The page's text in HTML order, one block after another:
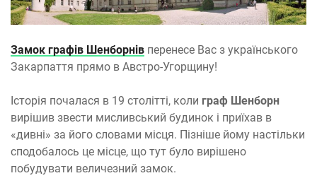
Замок графів Шенборнів перенесе Вас з українського
Закарпаття прямо в Австро-Угорщину!
Історія почалася в 19 столітті, коли граф Шенборн
вирішив звести мисливський будинок і приїхав в
«дивні» за його словами місця. Пізніше йому настільки
сподобалось це місце, що тут було вирішено
побудувати величезний замок.